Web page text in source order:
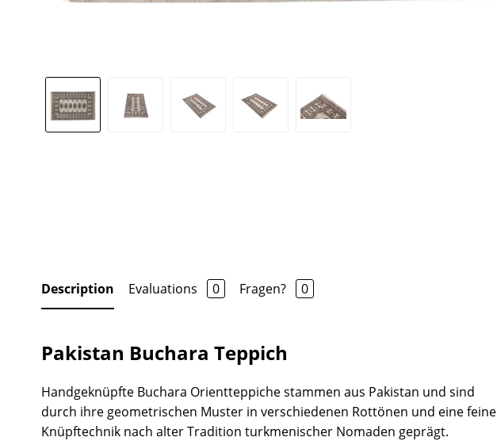
Description Evaluations 0 Fragen? 0
Pakistan Buchara Teppich
Handgeknüpfte Buchara Orientteppiche stammen aus Pakistan und sind
durch ihre geometrischen Muster in verschiedenen Rottönen und eine feine
Knüpftechnik nach alter Tradition turkmenischer Nomaden geprägt.